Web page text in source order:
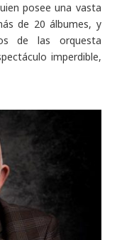
posee una vasta
de 20 álbumes, y
de las orquesta
imperdible,